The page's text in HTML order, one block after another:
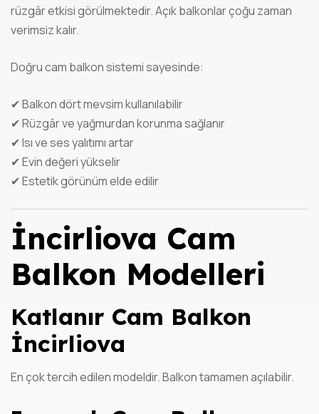
rüzgâr etkisi görülmektedir. Açık balkonlar çoğu zaman
verimsiz kalır.
Doğru cam balkon sistemi sayesinde:
✔ Balkon dört mevsim kullanılabilir
✔ Rüzgâr ve yağmurdan korunma sağlanır
✔ Isı ve ses yalıtımı artar
✔ Evin değeri yükselir
✔ Estetik görünüm elde edilir
İncirliova Cam
Balkon Modelleri
Katlanır Cam Balkon
İncirliova
En çok tercih edilen modeldir. Balkon tamamen açılabilir.